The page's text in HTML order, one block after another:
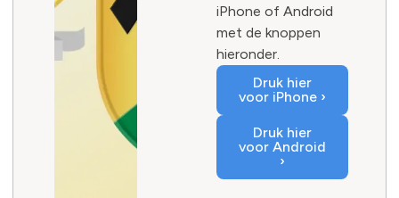
iPhone of Android
met de knoppen
hieronder.
Druk hier
voor iPhone ›
Druk hier
voor Android
›